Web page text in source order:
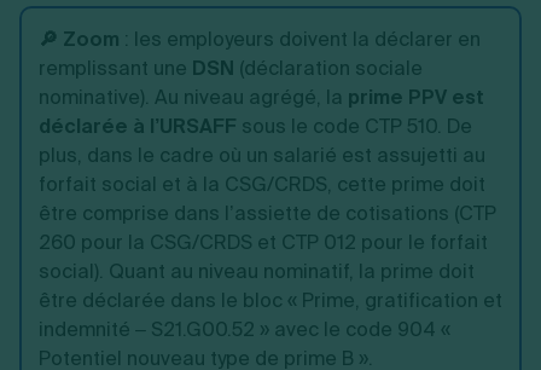
🔎 Zoom : les employeurs doivent la déclarer en
remplissant une DSN (déclaration sociale
nominative). Au niveau agrégé, la prime PPV est
déclarée à l’URSAFF sous le code CTP 510. De
plus, dans le cadre où un salarié est assujetti au
forfait social et à la CSG/CRDS, cette prime doit
être comprise dans l’assiette de cotisations (CTP
260 pour la CSG/CRDS et CTP 012 pour le forfait
social). Quant au niveau nominatif, la prime doit
être déclarée dans le bloc « Prime, gratification et
indemnité – S21.G00.52 » avec le code 904 «
Potentiel nouveau type de prime B ».